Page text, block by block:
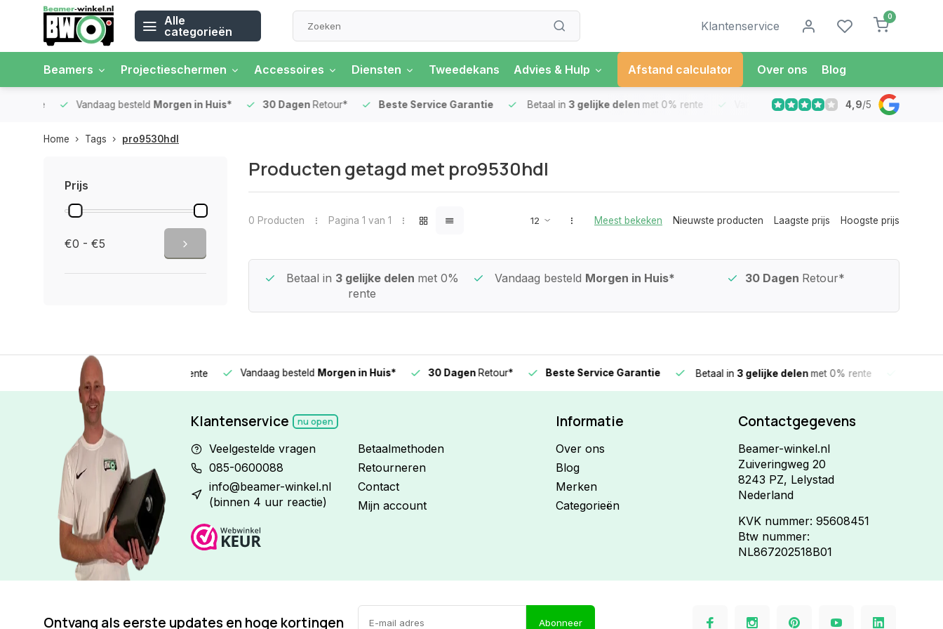
Alle
categorieën
Klantenservice
0
Beamers Projectieschermen Accessoires Diensten Tweedekans Advies & Hulp Afstand calculator Over ons Blog
Vandaag besteldMorgen in Huis* 30 DagenRetour* Beste Service Garantie Betaal in 3 gelijke delen met 0% rente Vandaag besteldMorgen in Huis*
4,9/5
Home Tags pro9530hdl
Prijs
€0 - €5
Producten getagd met pro9530hdl
0 Producten Pagina 1 van 1 Meest bekeken Nieuwste producten Laagste prijs Hoogste prijs
Beste Service Garantie Betaal in 3 gelijke delen met 0%
rente
Vandaag besteld Morgen in Huis* 30 Dagen Retour*
3 gelijke delen Vandaag besteldMorgen in Huis* 30 DagenRetour* Beste Service Garantie Betaal in3 gelijke delen met 0% rente
Klantenservice nu open
Veelgestelde vragen
085-0600088
info@beamer-winkel.nl
(binnen 4 uur reactie)
Betaalmethoden
Retourneren
Contact
Mijn account
Informatie
Over ons
Blog
Merken
Categorieën
Contactgegevens
Beamer-winkel.nl
Zuiveringweg 20
8243 PZ, Lelystad
Nederland
KVK nummer: 95608451
Btw nummer:
NL867202518B01
Ontvang als eerste updates en hoge kortingen Abonneer